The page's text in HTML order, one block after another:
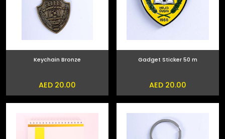
Gadget Sticker 50 m
AED 20.00
Keychain Bronze
AED 20.00